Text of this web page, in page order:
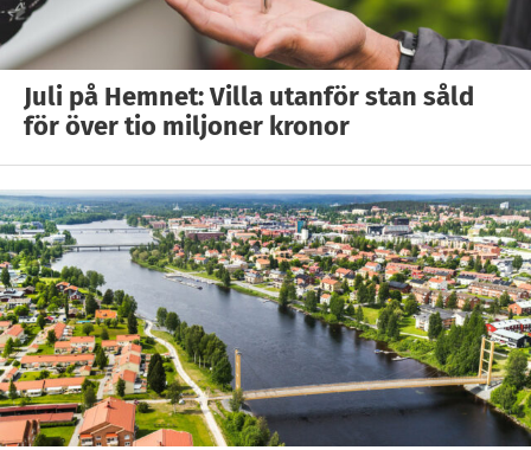
Juli på Hemnet: Villa utanför stan såld
för över tio miljoner kronor